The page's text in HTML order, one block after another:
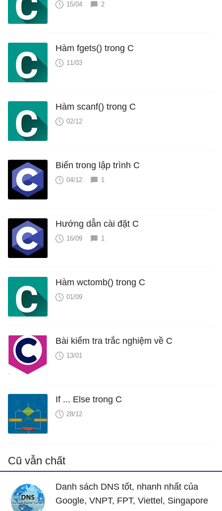
15/04 2
Hàm fgets() trong C
11/03
Hàm scanf() trong C
02/12
Biến trong lập trình C
04/12 1
Hướng dẫn cài đặt C
16/09 1
Hàm wctomb() trong C
01/09
Bài kiểm tra trắc nghiệm về C
13/01
If ... Else trong C
28/12
Cũ vẫn chất
Danh sách DNS tốt, nhanh nhất của
Google, VNPT, FPT, Viettel, Singapore